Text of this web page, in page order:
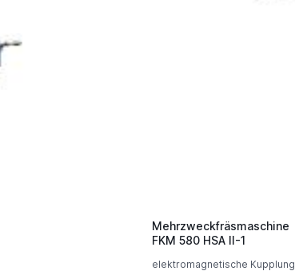
Mehrzweckfräsmaschine
FKM 580 HSA II-1
elektromagnetische Kupplung